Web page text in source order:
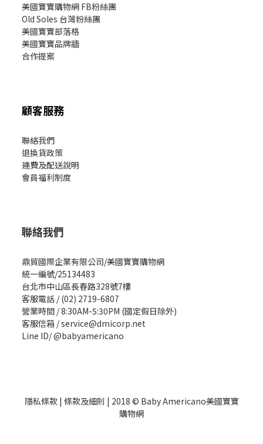
美國寶寶購物網 FB粉絲團
Old Soles 台灣粉絲團
美國寶寶部落格
美國寶寶品牌牆
合作提案
顧客服務
聯絡我們
退換貨政策
運費及配送說明
會員福利制度
聯絡我們
鼎貿國際企業有限公司/美國寶寶購物網
統一編號/25134483
台北市中山區長春路328號7樓
客服電話 / (02) 2719-6807
營業時間 / 8:30AM-5:30PM (國定假日除外)
客服信箱 / service@dmicorp.net
Line ID/ @babyamericano
隱私條款| 條款及細則 | 2018 © Baby Americano美國寶寶
購物網